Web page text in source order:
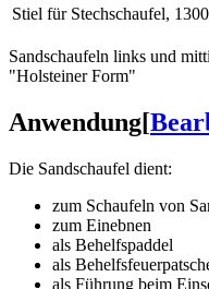
Stiel für Stechschaufel,
Sandschaufeln links und
"Holsteiner Form"
Anwendung[
Die Sandschaufel dient:
zum Schaufeln von
zum Einebnen
als Behelfspaddel
als
als Führung beim